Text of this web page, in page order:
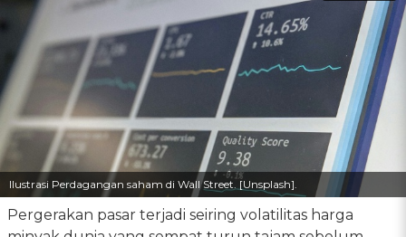
Ilustrasi Perdagangan saham di Wall Street. [Unsplash].
Pergerakan pasar terjadi seiring volatilitas harga